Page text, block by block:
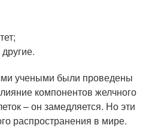
учеными были проведены
компонентов желчного
– он замедляется. Но эти
распространения в мире.